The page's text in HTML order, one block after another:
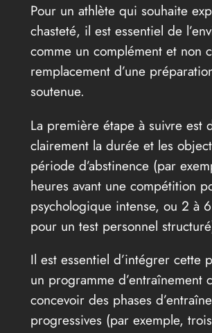
Pour un athlète qui souhaite
chasteté, il est essentiel de
comme un complément et non
remplacement d’une
soutenue.
La première étape à suivre est
clairement la durée et les
période d’abstinence (par
heures avant une compétition
psychologique intense, ou 2 à
pour un test personnel
Il est essentiel d’intégrer cette
un programme d’entraînement
concevoir des phases
progressives (par exemple,